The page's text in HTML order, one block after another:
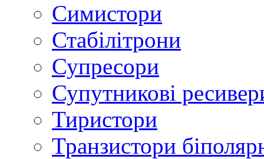
Симистори
Стабілітрони
Супресори
Супутникові
Тиристори
Транзистори